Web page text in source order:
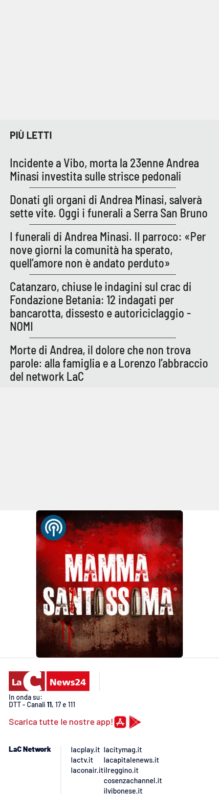
PIÙ LETTI
Incidente a Vibo, morta la 23enne Andrea
Minasi investita sulle strisce pedonali
Donati gli organi di Andrea Minasi, salverà
sette vite. Oggi i funerali a Serra San Bruno
I funerali di Andrea Minasi. Il parroco: «Per
nove giorni la comunità ha sperato,
quell’amore non è andato perduto»
Catanzaro, chiuse le indagini sul crac di
Fondazione Betania: 12 indagati per
bancarotta, dissesto e autoriciclaggio -
NOMI
Morte di Andrea, il dolore che non trova
parole: alla famiglia e a Lorenzo l’abbraccio
del network LaC
In onda su:
DTT - Canali 11, 17 e 111
Scarica tutte le nostre app!
LaC Network
lacplay.it
lactv.it
laconair.it
lacitymag.it
lacapitalenews.it
ilreggino.it
cosenzachannel.it
ilvibonese.it